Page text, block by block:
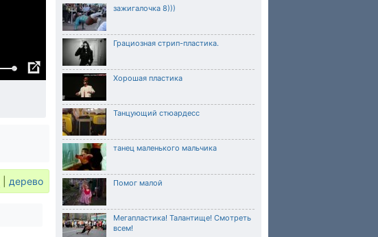
зажигалочка 8)))
Грациозная стрип-пластика.
Хорошая пластика
Танцующий стюардесс
танец маленького мальчика
Помог малой
Мегапластика! Талантище! Смотреть
всем!
дерево